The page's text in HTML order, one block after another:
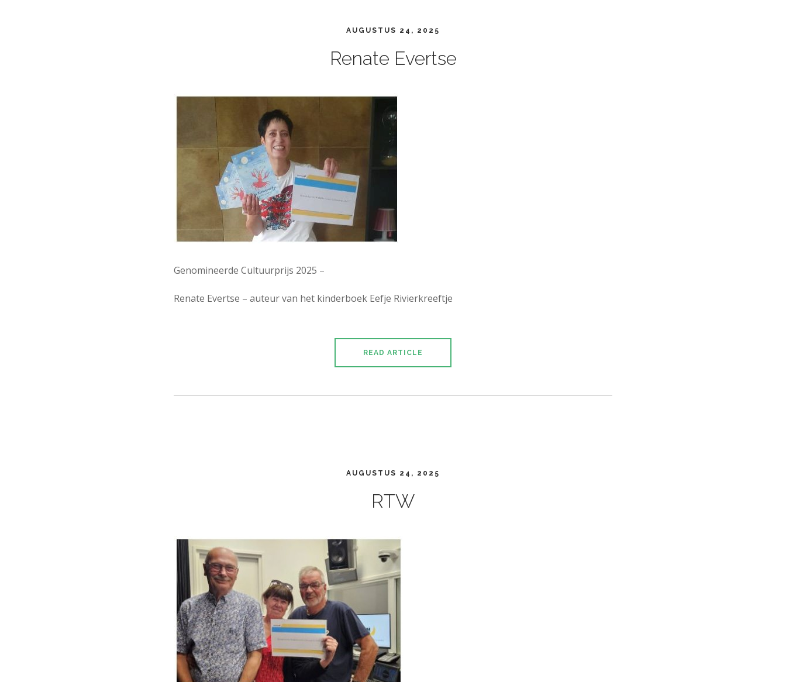
AUGUSTUS 24, 2025
Renate Evertse
Genomineerde Cultuurprijs 2025 –
Renate Evertse – auteur van het kinderboek Eefje Rivierkreeftje
READ ARTICLE
AUGUSTUS 24, 2025
RTW